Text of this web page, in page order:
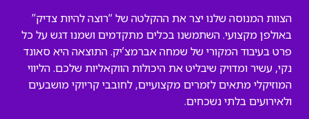
הצוות המנוסה שלנו יצר את ההקלטה של “רוצה להיות צדיק”
באולפן מקצועי. השתמשנו בכלים מתקדמים ושמנו דגש על כל
פרט בעיבוד המקורי של שמחה אברמצ’יק. התוצאה היא סאונד
נקי, עשיר ומדויק שיבליט את היכולות הווקאליות שלכם. הליווי
המוזיקלי מתאים לזמרים מקצועיים, לחובבי קריוקי מושבעים
ולאירועים בלתי נשכחים.